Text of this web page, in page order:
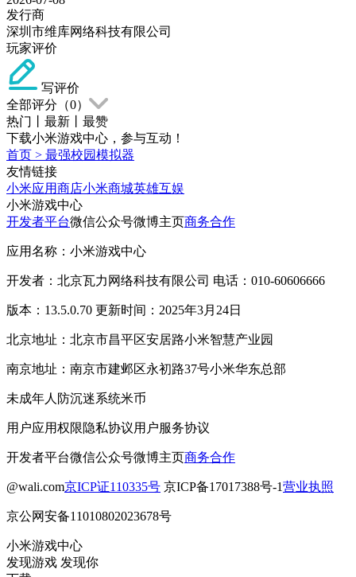
发行商
深圳市维库网络科技有限公司
玩家评价
写评价
全部评分（0）
热门
最新
最赞
下载小米游戏中心，参与互动！
首页 > 最强校园模拟器
友情链接
小米应用商店小米商城英雄互娱
小米游戏中心
开发者平台微信公众号微博主页商务合作
应用名称：小米游戏中心
开发者：北京瓦力网络科技有限公司 电话：010-60606666
版本：13.5.0.70 更新时间：2025年3月24日
北京地址：北京市昌平区安居路小米智慧产业园
南京地址：南京市建邺区永初路37号小米华东总部
未成年人防沉迷系统米币
用户应用权限隐私协议用户服务协议
开发者平台微信公众号微博主页商务合作
@wali.com京ICP证110335号 京ICP备17017388号-1营业执照
京公网安备11010802023678号
小米游戏中心
发现游戏 发现你